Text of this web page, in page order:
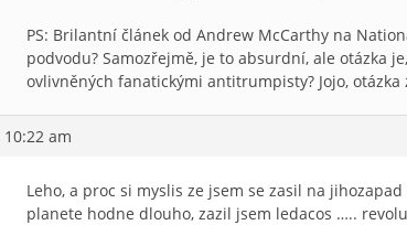
PS: Brilantní článek od Andrew McCarthy na
podvodu? Samozřejmě, je to absurdní, ale otázka
ovlivněných fanatickými antitrumpisty? Jojo, otázka
10:22 am
Leho, a proc si myslis ze jsem se zasil na
planete hodne dlouho, zazil jsem ledacos …..